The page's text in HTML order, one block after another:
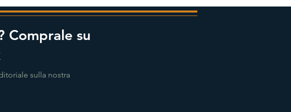
Inghilterra e Scozia Australia
Comprale su
sulla nostra